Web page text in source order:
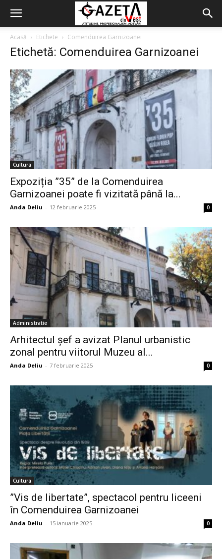
Acasă Etichete Comenduirea Garnizoanei
Etichetă: Comenduirea Garnizoanei
Cultura
Expoziția ”35” de la Comenduirea
Garnizoanei poate fi vizitată până la...
Anda Deliu - 12 februarie 2025 0
Administratie
Arhitectul șef a avizat Planul urbanistic
zonal pentru viitorul Muzeu al...
Anda Deliu - 7 februarie 2025 0
Cultura
”Vis de libertate”, spectacol pentru liceeni
în Comenduirea Garnizoanei
Anda Deliu - 15 ianuarie 2025 0